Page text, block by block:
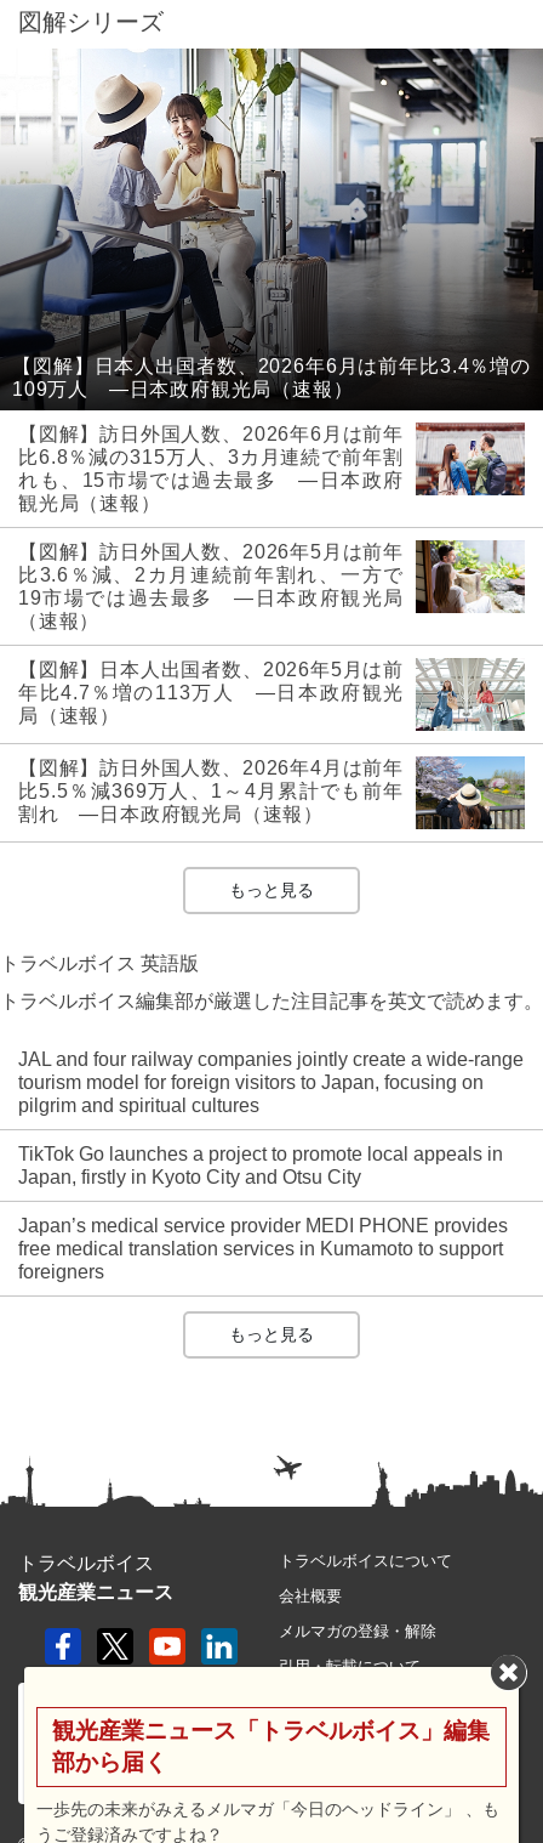
図解シリーズ
【図解】日本人出国者数、2026年6月は前年比3.4％増の
109万人 ―日本政府観光局（速報）
【図解】訪日外国人数、2026年6月は前年
比6.8％減の315万人、3カ月連続で前年割
れも、15市場では過去最多 ―日本政府
観光局（速報）
【図解】訪日外国人数、2026年5月は前年
比3.6％減、2カ月連続前年割れ、一方で
19市場では過去最多 ―日本政府観光局
（速報）
【図解】日本人出国者数、2026年5月は前
年比4.7％増の113万人 ―日本政府観光
局（速報）
【図解】訪日外国人数、2026年4月は前年
比5.5％減369万人、1～4月累計でも前年
割れ ―日本政府観光局（速報）
もっと見る
トラベルボイス 英語版
トラベルボイス編集部が厳選した注目記事を英文で読めます。
JAL and four railway companies jointly create a wide-range
tourism model for foreign visitors to Japan, focusing on
pilgrim and spiritual cultures
TikTok Go launches a project to promote local appeals in
Japan, firstly in Kyoto City and Otsu City
Japan’s medical service provider MEDI PHONE provides
free medical translation services in Kumamoto to support
foreigners
もっと見る
トラベルボイス
観光産業ニュース
トラベルボイスについて
会社概要
メルマガの登録・解除
引用・転載について
利用規約
広告メニュー・料金
観光産業ニュース「トラベルボイス」編集
部から届く
一歩先の未来がみえるメルマガ「今日のヘッドライン」 、も
うご登録済みですよね？